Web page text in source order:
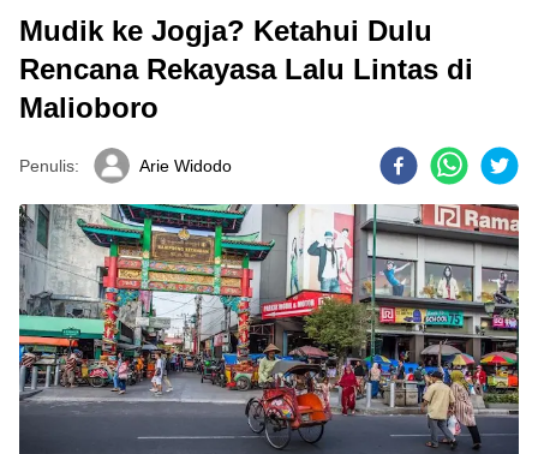
Mudik ke Jogja? Ketahui Dulu
Rencana Rekayasa Lalu Lintas di
Malioboro
Penulis: Arie Widodo